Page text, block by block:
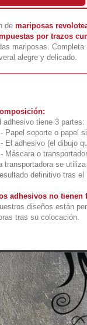
de mariposas
por trazos
mariposas.
alegre y delicado.
adhesivo tiene 3 partes:
Papel soporte o papel
El adhesivo (el dibujo
Máscara o
transportadora se
definitivo tras el
adhesivos no
diseños están
tras su colocación.